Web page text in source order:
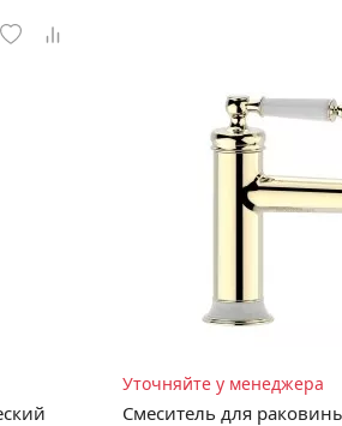
Уточняйте у менеджера
Смеситель для